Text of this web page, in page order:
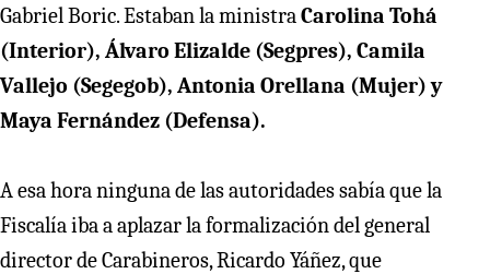
Gabriel Boric. Estaban la ministraCarolina Tohá
(Interior), Álvaro Elizalde (Segpres), Camila
Vallejo (Segegob), Antonia Orellana (Mujer) y
Maya Fernández (Defensa).
A esa hora ninguna de las autoridades sabía que la
Fiscalía iba a aplazar la formalización del general
director de Carabineros, Ricardo Yáñez, que